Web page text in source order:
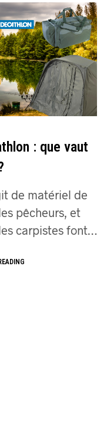
: que vaut
de matériel de
pêcheurs, et
carpistes font…